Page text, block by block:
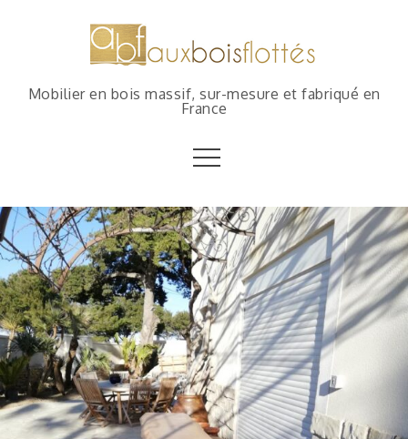
Mobilier en bois massif, sur-mesure et fabriqué en
France